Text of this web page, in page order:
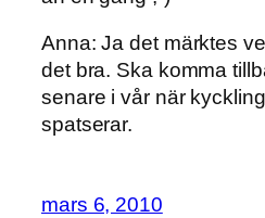
Anna: Ja det märktes
det bra. Ska komma
senare i vår när
spatserar.
mars 6, 2010